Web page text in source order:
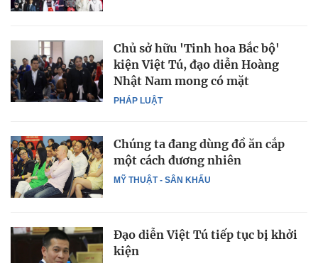
PHÁP LUẬT
Chủ sở hữu 'Tinh hoa Bắc bộ'
kiện Việt Tú, đạo diễn Hoàng
Nhật Nam mong có mặt
MỸ THUẬT - SÂN KHẤU
Chúng ta đang dùng đồ ăn cắp
một cách đương nhiên
Đạo diễn Việt Tú tiếp tục bị khởi
kiện